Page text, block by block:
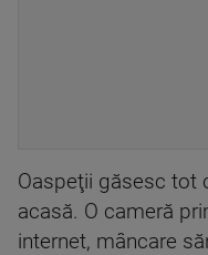
Oaspeţii găsesc tot
acasă. O cameră
internet, mâncare